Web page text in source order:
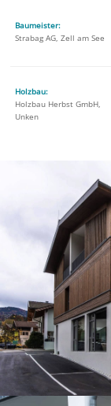
Baumeister:
Strabag AG, Zell am See
Holzbau:
Holzbau Herbst GmbH,
Unken